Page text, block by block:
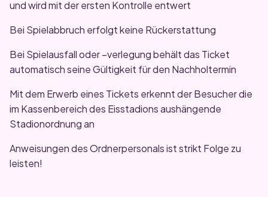
und wird mit der ersten Kontrolle entwert
Bei Spielabbruch erfolgt keine Rückerstattung
Bei Spielausfall oder –verlegung behält das Ticket
automatisch seine Gültigkeit für den Nachholtermin
Mit dem Erwerb eines Tickets erkennt der Besucher die
im Kassenbereich des Eisstadions aushängende
Stadionordnung an
Anweisungen des Ordnerpersonals ist strikt Folge zu
leisten!